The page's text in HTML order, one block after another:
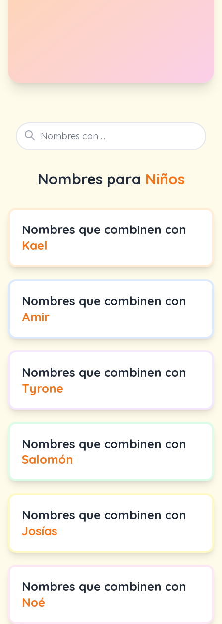
Nombres para Niños
Nombres que combinen con
Kael
Nombres que combinen con
Amir
Nombres que combinen con
Tyrone
Nombres que combinen con
Salomón
Nombres que combinen con
Josías
Nombres que combinen con
Noé